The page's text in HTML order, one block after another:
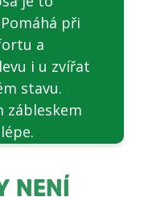
při
a
i u zvířat
stavu.
zábleskem
NENÍ